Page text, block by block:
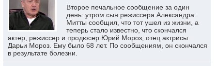
Второе печальное сообщение за один
день: утром сын режиссера Александра
Митты сообщил, что тот ушел из жизни, а
теперь стало известно, что скончался
актер, режиссер и продюсер Юрий Мороз, отец актрисы
Дарьи Мороз. Ему было 68 лет. По сообщениям, он скончался
в результате болезни.